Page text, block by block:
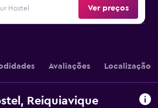
Hostel Ver preços
Avaliações Localização
Reiquiavique